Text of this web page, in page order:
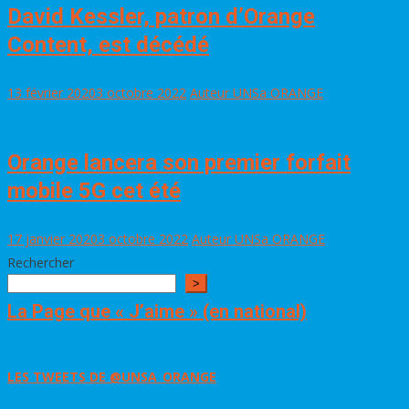
David Kessler, patron d’Orange
Content, est décédé
13 février 20203 octobre 2022 Auteur UNSa ORANGE
Orange lancera son premier forfait
mobile 5G cet été
17 janvier 20203 octobre 2022 Auteur UNSa ORANGE
Rechercher
>
La Page que « J’aime » (en national)
LES TWEETS DE @UNSA_ORANGE